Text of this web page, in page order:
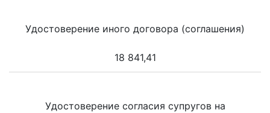
Удостоверение иного договора (соглашения)
18 841,41
Удостоверение согласия супругов на